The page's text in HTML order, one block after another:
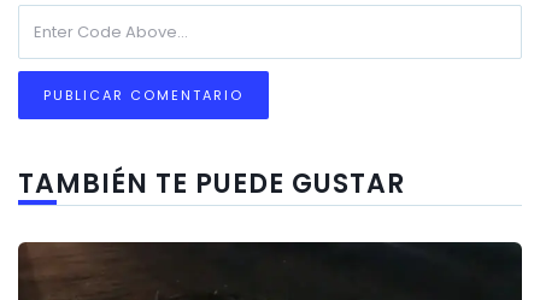
TAMBIÉN TE PUEDE GUSTAR